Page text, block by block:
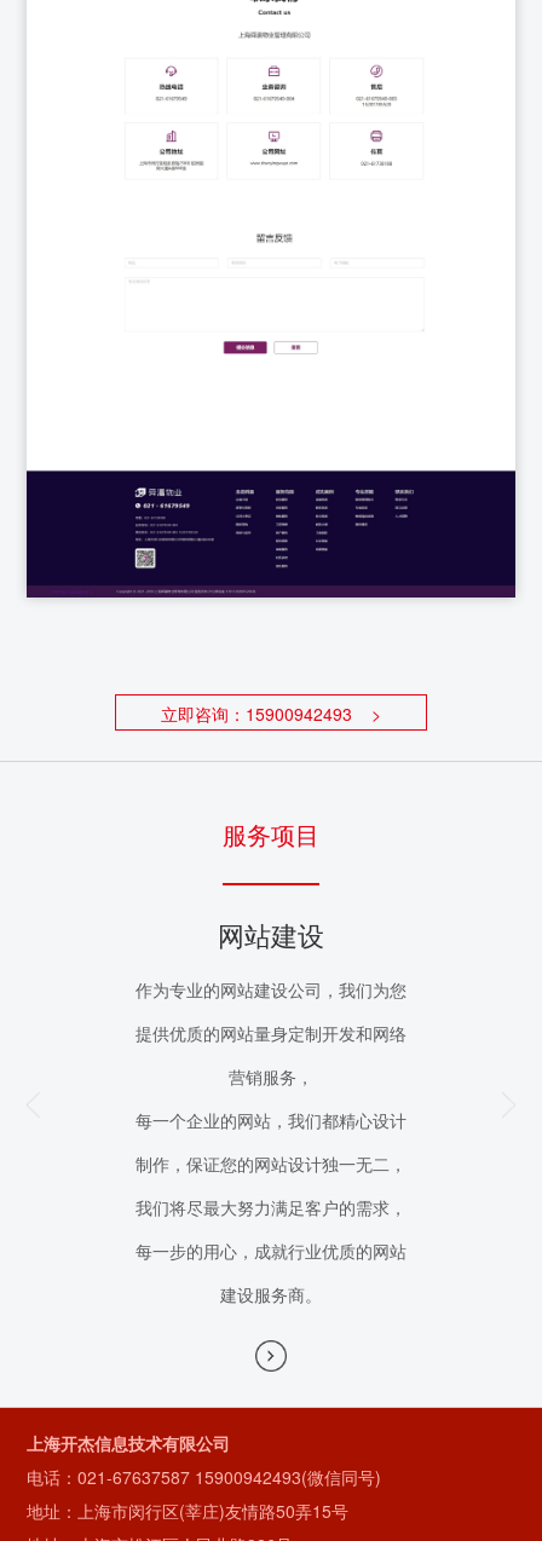
立即咨询：15900942493 >
服务项目
网站建设
作为专业的网站建设公司，我们为您
提供优质的网站量身定制开发和网络
营销服务，
每一个企业的网站，我们都精心设计
制作，保证您的网站设计独一无二，
我们将尽最大努力满足客户的需求，
每一步的用心，成就行业优质的网站
建设服务商。
上海开杰信息技术有限公司
电话：021-67637587 15900942493(微信同号)
地址：上海市闵行区(莘庄)友情路50弄15号